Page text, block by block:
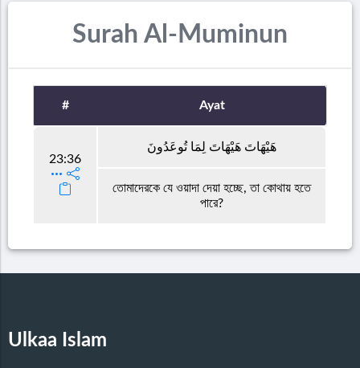
Surah Al-Muminun
# Ayat
23:36
هَيْهَاتَ هَيْهَاتَ لِمَا تُوعَدُونَ
তোমাদেরকে যে ওয়াদা দেয়া হচ্ছে, তা কোথায় হতে
পারে?
Ulkaa Islam